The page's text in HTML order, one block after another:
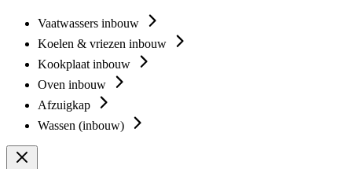
Vaatwassers inbouw
Koelen & vriezen inbouw
Kookplaat inbouw
Oven inbouw
Afzuigkap
Wassen (inbouw)